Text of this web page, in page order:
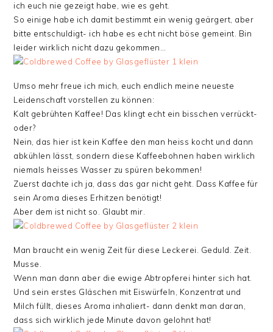
ich euch nie gezeigt habe, wie es geht.
So einige habe ich damit bestimmt ein wenig geärgert, aber
bitte entschuldigt- ich habe es echt nicht böse gemeint. Bin
leider wirklich nicht dazu gekommen…
Umso mehr freue ich mich, euch endlich meine neueste
Leidenschaft vorstellen zu können:
Kalt gebrühten Kaffee! Das klingt echt ein bisschen verrückt-
oder?
Nein, das hier ist kein Kaffee den man heiss kocht und dann
abkühlen lässt, sondern diese Kaffeebohnen haben wirklich
niemals heisses Wasser zu spüren bekommen!
Zuerst dachte ich ja, dass das gar nicht geht. Dass Kaffee für
sein Aroma dieses Erhitzen benötigt!
Aber dem ist nicht so. Glaubt mir.
Man braucht ein wenig Zeit für diese Leckerei. Geduld. Zeit.
Musse.
Wenn man dann aber die ewige Abtropferei hinter sich hat.
Und sein erstes Gläschen mit Eiswürfeln, Konzentrat und
Milch füllt, dieses Aroma inhaliert- dann denkt man daran,
dass sich wirklich jede Minute davon gelohnt hat!